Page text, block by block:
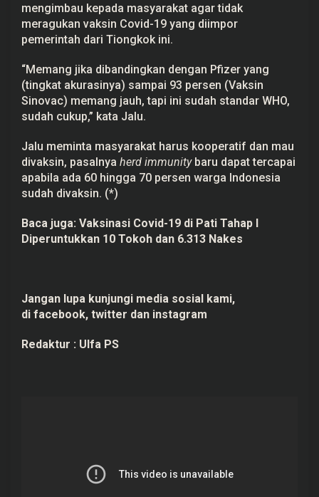
mengimbau kepada masyarakat agar tidak
meragukan vaksin Covid-19 yang diimpor
pemerintah dari Tiongkok ini.
“Memang jika dibandingkan dengan Pfizer yang
(tingkat akurasinya) sampai 93 persen (Vaksin
Sinovac) memang jauh, tapi ini sudah standar WHO,
sudah cukup,” kata Jalu.
Jalu meminta masyarakat harus kooperatif dan mau
divaksin, pasalnya herd immunitybaru dapat tercapai
apabila ada 60 hingga 70 persen warga Indonesia
sudah divaksin. (*)
Baca juga: Vaksinasi Covid-19 di Pati Tahap I
Diperuntukkan 10 Tokoh dan 6.313 Nakes
Jangan lupa kunjungi media sosial kami,
di facebook, twitter dan instagram
Redaktur : Ulfa PS